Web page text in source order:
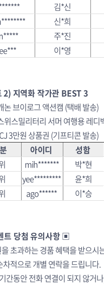
김*신
신*희
주*진
이*영
2) 지역화 작가관 BEST 3
논 브이로그 액션캠 (택배 발송)
위스밀리터리 서머 여행용 레디
CJ 3만원 상품권 (기프티콘 발송)
아이디
성함
mih*******
박*현
yee*********
윤*희
ago****** 이*승
트 당첨 유의사항 ▣
을 초과하는 경품 혜택을 받으
차적으로 개별 연락을 드립니다.
간동안 전화 연결이 되지 않거